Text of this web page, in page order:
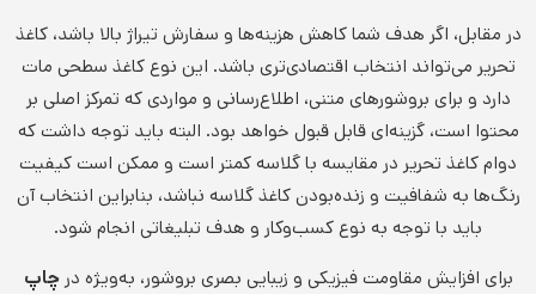
در مقابل، اگر هدف شما کاهش هزینه‌ها و سفارش تیراژ بالا باشد، کاغذ
تحریر می‌تواند انتخاب اقتصادی‌تری باشد. این نوع کاغذ سطحی مات
دارد و برای بروشورهای متنی، اطلاع‌رسانی و مواردی که تمرکز اصلی بر
محتوا است، گزینه‌ای قابل قبول خواهد بود. البته باید توجه داشت که
دوام کاغذ تحریر در مقایسه با گلاسه کمتر است و ممکن است کیفیت
رنگ‌ها به شفافیت و زنده‌بودن کاغذ گلاسه نباشد، بنابراین انتخاب آن
باید با توجه به نوع کسب‌وکار و هدف تبلیغاتی انجام شود.
برای افزایش مقاومت فیزیکی و زیبایی بصری بروشور، به‌ویژه درچاپ